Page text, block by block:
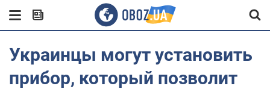
Украинцы могут установить
прибор, который позволит